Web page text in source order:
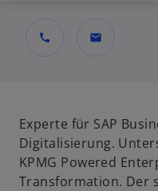
call mail
Experte für SAP
Digitalisierung.
KPMG Powered
Transformation. Der